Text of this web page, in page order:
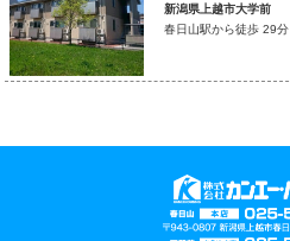
新潟県上越市大学前
春日山駅から徒歩 29分